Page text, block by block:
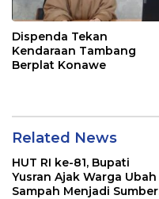
Dispenda Tekan
Kendaraan Tambang
Berplat Konawe
Related News
HUT RI ke-81, Bupati
Yusran Ajak Warga Ubah
Sampah Menjadi Sumber